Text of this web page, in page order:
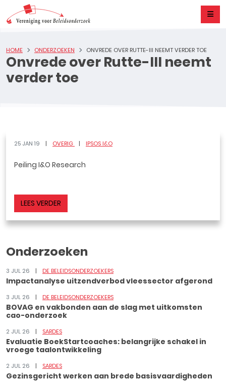
Onvrede over Rutte-III neemt
verder toe
HOME ONDERZOEKEN ONVREDE OVER RUTTE-III NEEMT VERDER TOE
25 JAN 19 OVERIG IPSOS I&O
Peiling I&O Research
LEES VERDER
Onderzoeken
3 JUL 26 DE BELEIDSONDERZOEKERS
Impactanalyse uitzendverbod vleessector afgerond
3 JUL 26 DE BELEIDSONDERZOEKERS
BOVAG en vakbonden aan de slag met uitkomsten
cao-onderzoek
2 JUL 26 SARDES
Evaluatie BoekStartcoaches: belangrijke schakel in
vroege taalontwikkeling
2 JUL 26 SARDES
Gezinsgericht werken aan brede basisvaardigheden